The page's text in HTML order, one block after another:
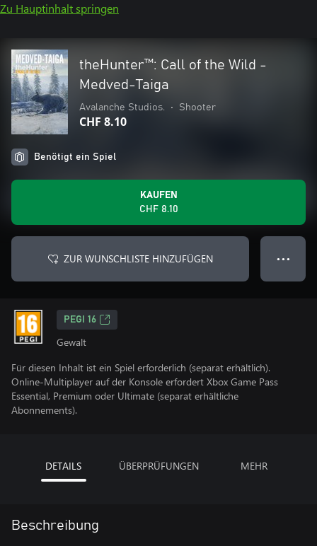
Zu Hauptinhalt springen
theHunter™: Call of the Wild -
Medved-Taiga
Avalanche Studios. • Shooter
CHF 8.10
Benötigt ein Spiel
KAUFEN
CHF 8.10
ZUR WUNSCHLISTE HINZUFÜGEN ● ● ●
PEGI 16
Gewalt
Für diesen Inhalt ist ein Spiel erforderlich (separat erhältlich).
Online-Multiplayer auf der Konsole erfordert Xbox Game Pass
Essential, Premium oder Ultimate (separat erhältliche
Abonnements).
DETAILS ÜBERPRÜFUNGEN MEHR
Beschreibung